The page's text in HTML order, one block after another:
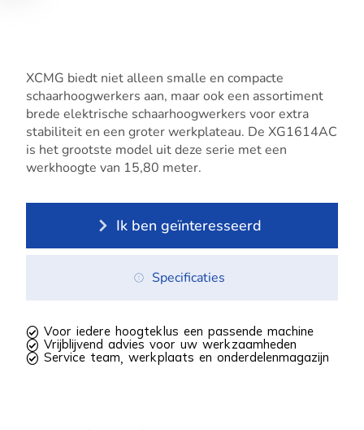
XCMG biedt niet alleen smalle en compacte
schaarhoogwerkers aan, maar ook een assortiment
brede elektrische schaarhoogwerkers voor extra
stabiliteit en een groter werkplateau. De XG1614AC
is het grootste model uit deze serie met een
werkhoogte van 15,80 meter.
 Voor iedere hoogteklus een passende machine
 Vrijblijvend advies voor uw werkzaamheden
 Service team, werkplaats en onderdelenmagazijn
Ik ben geïnteresseerd
Specificaties